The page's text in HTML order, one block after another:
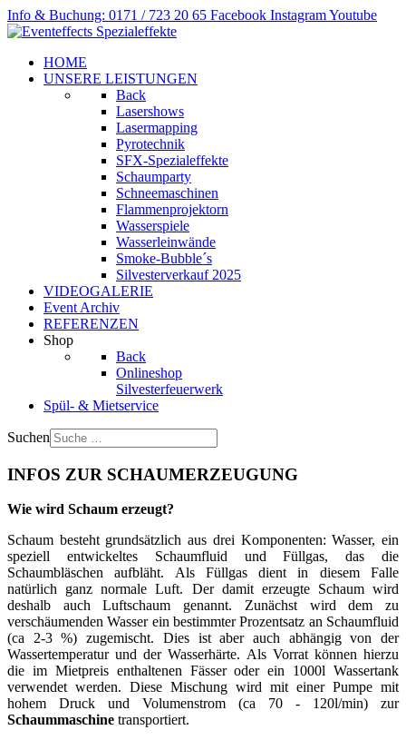
Info & Buchung: 0171 / 723 20 65 Facebook InstagramYoutube
HOME
UNSERE LEISTUNGEN
Back
Lasershows
Lasermapping
Pyrotechnik
SFX-Spezialeffekte
Schaumparty
Schneemaschinen
Flammenprojektorn
Wasserspiele
Wasserleinwände
Smoke-Bubble´s
Silvesterverkauf 2025
VIDEOGALERIE
Event Archiv
REFERENZEN
Shop
Back
Onlineshop
Silvesterfeuerwerk
Spül- & Mietservice
Suchen
INFOS ZUR SCHAUMERZEUGUNG
Wie wird Schaum erzeugt?
Schaum besteht grundsätzlich aus drei Komponenten: Wasser, ein
speziell entwickeltes Schaumfluid und Füllgas, das die
Schaumbläschen aufbläht. Als Füllgas dient in diesem Falle
natürlich ganz normale Luft. Der damit erzeugte Schaum wird
deshalb auch Luftschaum genannt. Zunächst wird dem zu
verschäumenden Wasser ein bestimmter Prozentsatz an Schaumfluid
(ca 2-3 %) zugemischt. Dies ist aber auch abhängig von der
Wassertemperatur und der Wasserhärte. Als Vorrat können hierzu
die im Mietpreis enthaltenen Fässer oder ein 1000l Wassertank
verwendet werden. Diese Mischung wird mit einer Pumpe mit
hohem Druck und Volumenstrom (ca 70 - 120l/min) zur
Schaummaschine transportiert.